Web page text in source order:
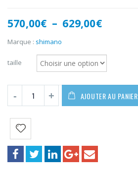
570,00€ – 629,00€Plage
570,00€
à
629,00€
Marque : shimano
taille
AJOUTER AU PANIER